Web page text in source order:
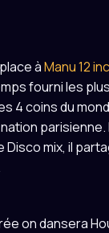
àManu 12
fourni les
4 coins du
parisienne.
mix, il
on dansera